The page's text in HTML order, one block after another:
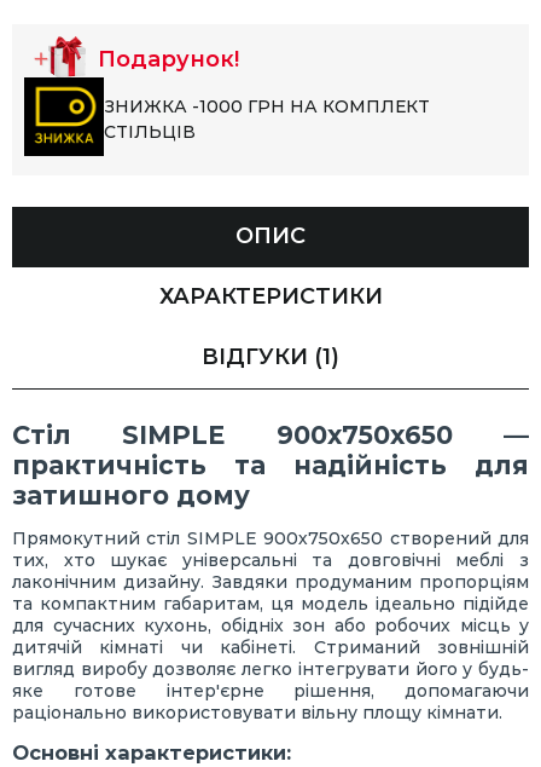
Подарунок!
ЗНИЖКА -1000 ГРН НА КОМПЛЕКТ
СТІЛЬЦІВ
ОПИС
ХАРАКТЕРИСТИКИ
ВІДГУКИ (1)
Стіл SIMPLE 900х750х650 —
практичність та надійність для
затишного дому
Прямокутний стіл SIMPLE 900х750х650 створений для
тих, хто шукає універсальні та довговічні меблі з
лаконічним дизайну. Завдяки продуманим пропорціям
та компактним габаритам, ця модель ідеально підійде
для сучасних кухонь, обідніх зон або робочих місць у
дитячій кімнаті чи кабінеті. Стриманий зовнішній
вигляд виробу дозволяє легко інтегрувати його у будь-
яке готове інтер'єрне рішення, допомагаючи
раціонально використовувати вільну площу кімнати.
Основні характеристики: